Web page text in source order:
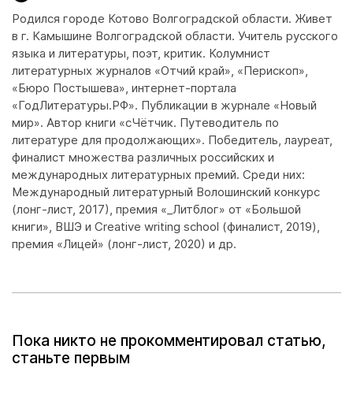
Родился городе Котово Волгоградской области. Живет
в г. Камышине Волгоградской области. Учитель русского
языка и литературы, поэт, критик. Колумнист
литературных журналов «Отчий край», «Перископ»,
«Бюро Постышева», интернет-портала
«ГодЛитературы.РФ». Публикации в журнале «Новый
мир». Автор книги «сЧётчик. Путеводитель по
литературе для продолжающих». Победитель, лауреат,
финалист множества различных российских и
международных литературных премий. Среди них:
Международный литературный Волошинский конкурс
(лонг-лист, 2017), премия «_Литблог» от «Большой
книги», ВШЭ и Creative writing school (финалист, 2019),
премия «Лицей» (лонг-лист, 2020) и др.
Пока никто не прокомментировал статью,
станьте первым